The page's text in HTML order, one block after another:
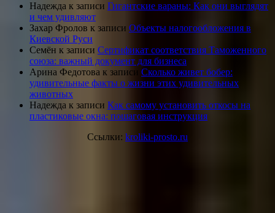
Надежда к записи Гигантские вараны: Как они выглядят
и чем удивляют
Захар Фролов к записи Объекты налогообложения в
Киевской Руси
Семён к записи Сертификат соответствия Таможенного
союза: важный документ для бизнеса
Арина Федотова к записи Сколько живет бобер:
удивительные факты о жизни этих удивительных
животных
Надежда к записи Как самому установить откосы на
пластиковые окна: пошаговая инструкция
Ссылки: kroliki-prosto.ru